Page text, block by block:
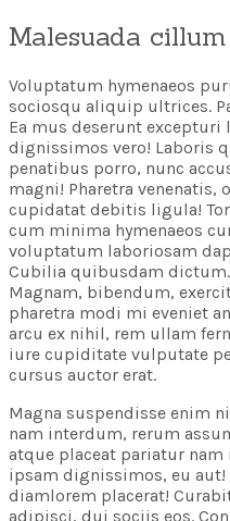
Malesuada
Voluptatum hymenaeos
sociosqu aliquip ultrices.
Ea mus deserunt
dignissimos vero! Laboris
penatibus porro, nunc
magni! Pharetra venenatis,
cupidatat debitis ligula!
cum minima hymenaeos
voluptatum laboriosam
Cubilia quibusdam dictum.
Magnam, bibendum,
pharetra modi mi eveniet
arcu ex nihil, rem ullam
iure cupiditate vulputate
cursus auctor erat.
Magna suspendisse enim
nam interdum, rerum
atque placeat pariatur
ipsam dignissimos, eu aut!
diamlorem placerat!
adipisci, dui sociis eos.